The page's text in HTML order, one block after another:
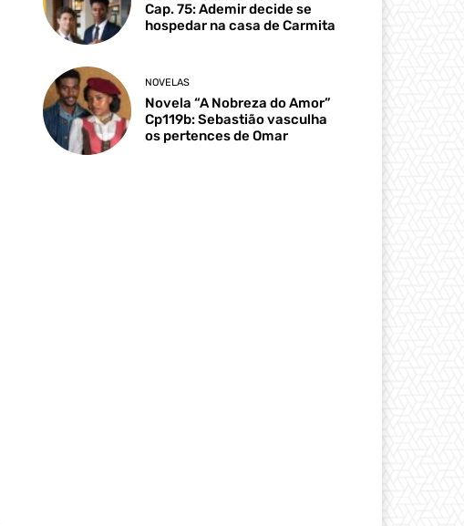
Cap. 75: Ademir decide se
hospedar na casa de Carmita
NOVELAS
Novela “A Nobreza do Amor”
Cp119b: Sebastião vasculha
os pertences de Omar